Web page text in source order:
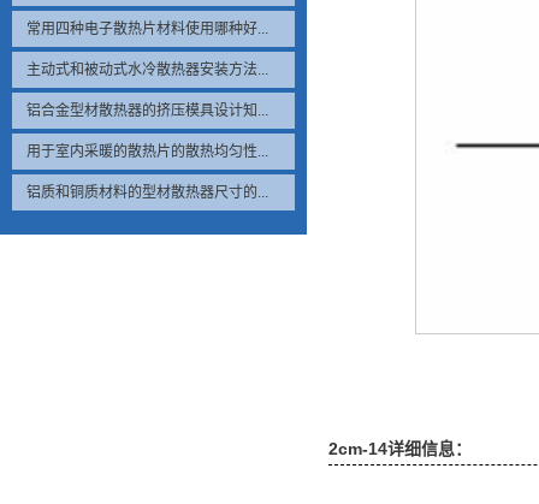
常用四种电子散热片材料使用哪种好...
主动式和被动式水冷散热器安装方法...
铝合金型材散热器的挤压模具设计知...
用于室内采暖的散热片的散热均匀性...
铝质和铜质材料的型材散热器尺寸的...
2cm-14详细信息：